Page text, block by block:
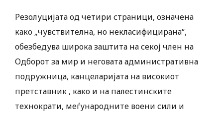
Резолуцијата од четири страници, означена
како „чувствителна, но некласифицирана“,
обезбедува широка заштита на секој член на
Одборот за мир и неговата административна
подружница, канцеларијата на високиот
претставник , како и на палестинските
технократи, меѓународните воени сили и